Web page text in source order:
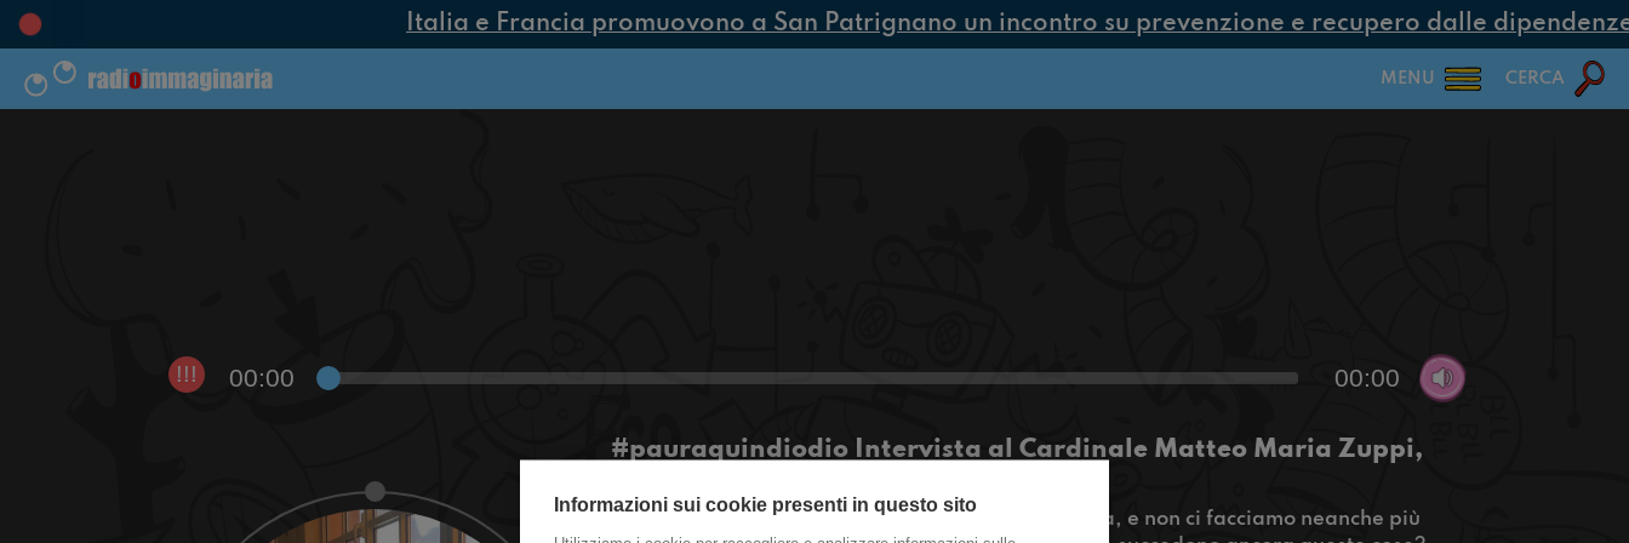
Italia e Francia promuovono a San Patrignano un incontro su prevenzione e recupero dalle dipendenze
MENU CERCA
!!! 00:00 00:00
#pauraquindiodio Intervista al Cardinale Matteo Maria Zuppi,
Ormai l'odio è diventato quasi una cosa quotidiana, e non ci facciamo neanche più
Informazioni sui cookie presenti in questo sito